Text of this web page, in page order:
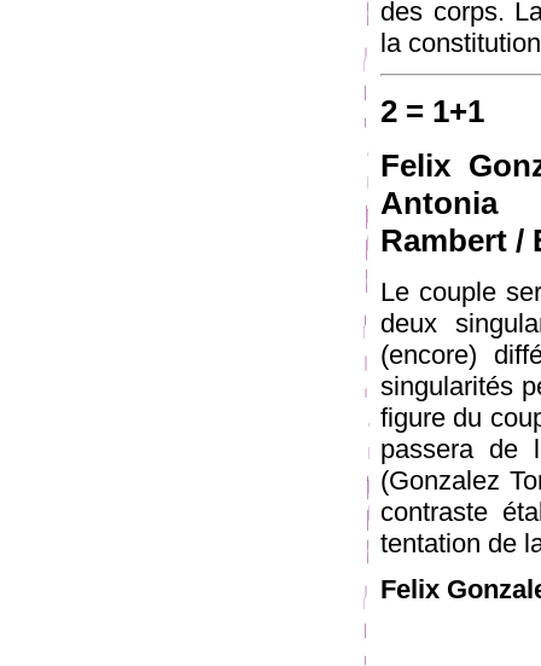
des corps.
la
2 = 1+1
Felix
Antonia
Rambert /
Le couple
deux
(encore)
singularités
figure du
passera de
(Gonzalez
contraste
tentation de
Felix